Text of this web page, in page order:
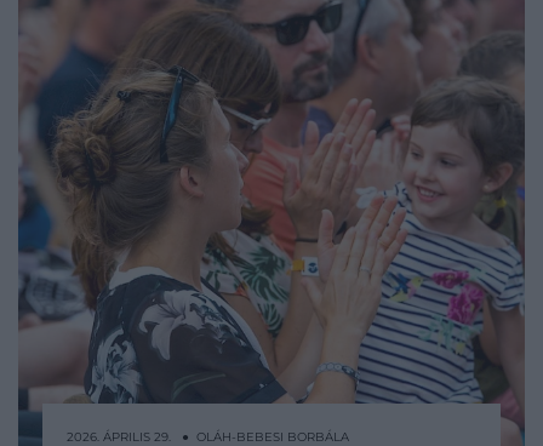
2026. ÁPRILIS 29. ● OLÁH-BEBESI BORBÁLA